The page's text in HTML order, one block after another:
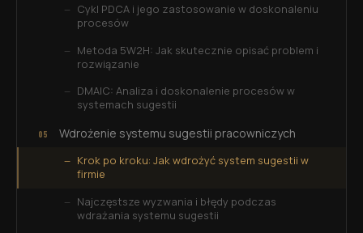
Cykl PDCA i jego zastosowanie w doskonaleniu
procesów
Metoda 5W2H: Jak skutecznie opisać problem i
rozwiązanie
DMAIC: Analiza i doskonalenie procesów w
systemach sugestii
Wdrożenie systemu sugestii pracowniczych
Krok po kroku: Jak wdrożyć system sugestii w
firmie
Najczęstsze wyzwania i błędy podczas
wdrażania systemu sugestii